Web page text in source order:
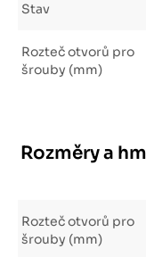
Stav
Rozteč otvorů pro
šrouby (mm)
Rozměry a
Rozteč otvorů pro
šrouby (mm)